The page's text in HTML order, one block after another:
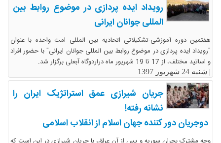
رویداد ایده پردازی در موضوع روابط بین
المللی جوانان ایرانی
هفتمین دوره آموزشی-تشکیلاتی اتحادیه بین المللی امت واحده با عنوان
"رویداد ایده پردازی در موضوع روابط بین المللی جوانان ایرانی" با حضور افراد
و اساتید مختلف، از 17 تا 19 شهریور ماه دراردوگاه آبعلی برگزار شد.
| شنبه 24 شهریور 1397
جریان شیرازی عمق استراتژیک ایران را
نشانه رفته!
دوجریان دور کننده جهان اسلام از انقلاب اسلامی